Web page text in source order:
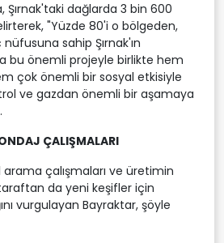
Şırnak'taki dağlarda 3 bin 600
"Yüzde 80'i o bölgeden,
sahip Şırnak'ın
bu önemli projeyle birlikte hem
çok önemli bir sosyal etkisiyle
ve gazdan önemli bir aşamaya
ÇALIŞMALARI
çalışmaları ve üretimin
da yeni keşifler için
vurgulayan Bayraktar, şöyle